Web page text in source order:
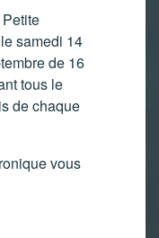
samedi 14
de 16
tous le
de chaque
vous